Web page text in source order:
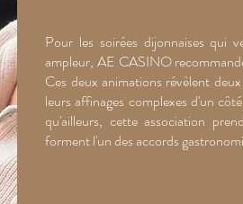
Pour les soirées dijonnaises qui
ampleur, AE CASINO
Ces deux animations révèlent
leurs affinages complexes d'un
qu'ailleurs, cette association
forment l'un des accords